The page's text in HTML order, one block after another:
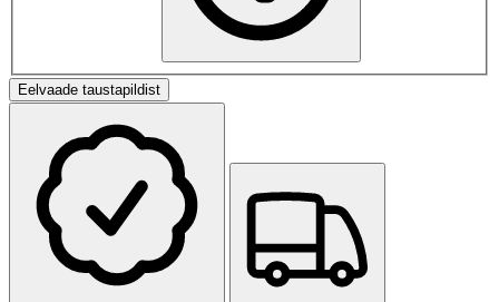
Eelvaade taustapildist